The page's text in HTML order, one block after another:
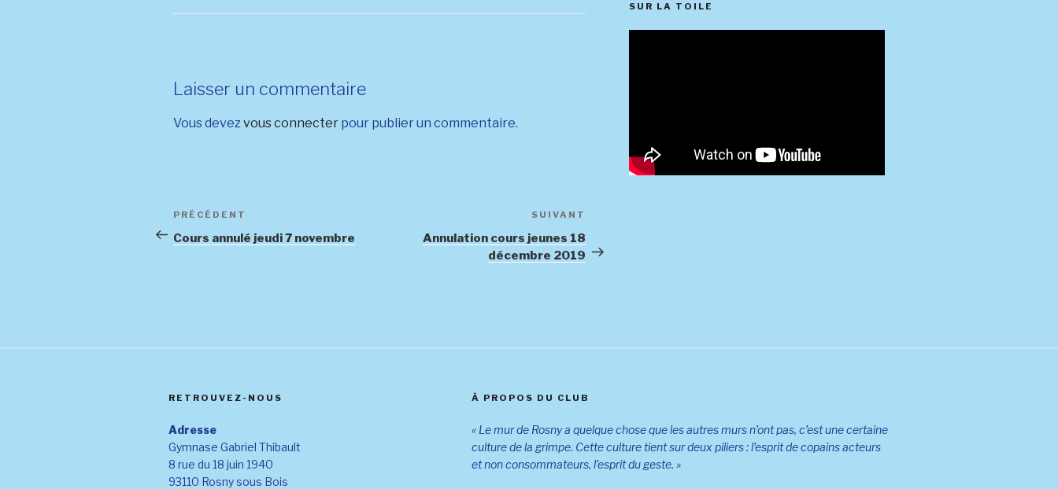
Laisser un commentaire
Vous devez vous connecter pour publier un commentaire.
Navigation
de
Article
précédent
PRÉCÉDENT
Cours annulé jeudi 7 novembre
SUIVANT
Annulation cours jeunes 18
décembre 2019
SUR LA TOILE
RETROUVEZ-NOUS
Adresse
Gymnase Gabriel Thibault
8 rue du 18 juin 1940
93110 Rosny sous Bois
À PROPOS DU CLUB
« Le mur de Rosny a quelque chose que les autres murs n’ont pas, c’est une certaine
culture de la grimpe. Cette culture tient sur deux piliers : l’esprit de copains acteurs
et non consommateurs, l’esprit du geste. »